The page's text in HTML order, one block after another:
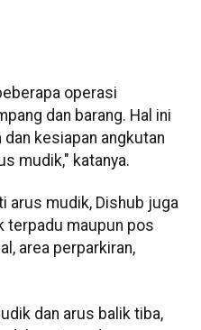
operasi
dan barang. Hal ini
kesiapan angkutan
mudik," katanya.
arus mudik, Dishub juga
terpadu maupun pos
area perparkiran,
dan arus balik tiba,